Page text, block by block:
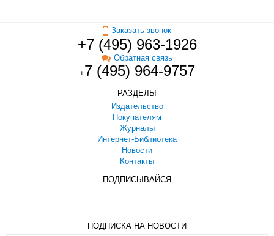
Заказать звонок
+7 (495) 963-1926
Обратная связь
+7 (495) 964-9757
РАЗДЕЛЫ
Издательство
Покупателям
Журналы
Интернет-Библиотека
Новости
Контакты
ПОДПИСЫВАЙСЯ
ПОДПИСКА НА НОВОСТИ